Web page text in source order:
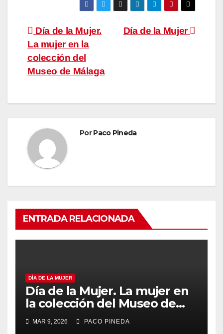
Navegación
de
entradas
Día de la Mujer
Día de la Mujer.
La mujer en la
colección del
Museo de Málaga
PorPaco Pineda
ENTRADA RELACIONADA
DÍA DE LA MUJER
Día de la Mujer. La mujer en
la colección del Museo de
Málaga
MAR 9, 2026 PACO PINEDA